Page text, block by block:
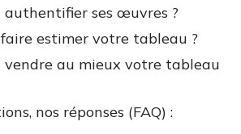
authentifier ses œuvres ?
estimer votre tableau ?
vendre au mieux votre tableau
nos réponses (FAQ) :